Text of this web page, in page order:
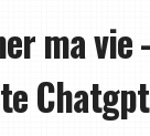
ma vie
Chatgpt